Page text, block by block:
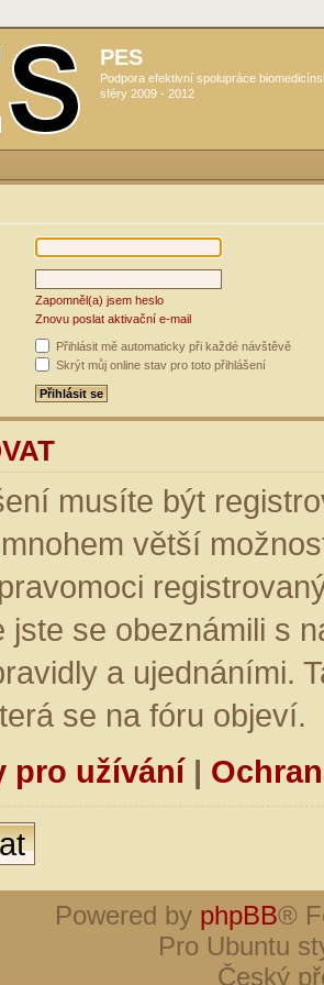
PES
Podpora efektivní spolupráce
sféry 2009 - 2012
Zapomněl(a) jsem heslo
Znovu poslat aktivační e-mail
Přihlásit mě automaticky při každé návštěvě
Skrýt můj online stav pro toto přihlášení
musíte být
větší
jste se obeznámili s
a ujednáními.
se na fóru objeví.
pro užívání|
Powered by phpBB®
Pro Ubuntu
Český